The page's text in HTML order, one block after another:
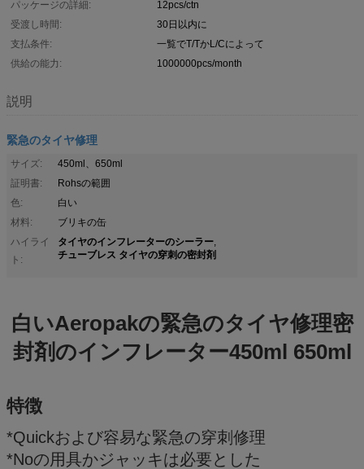
パッケージの詳細:
12pcs/ctn
受渡し時間:
30日以内に
支払条件:
一覧でT/TかL/Cによって
供給の能力:
1000000pcs/month
説明
緊急のタイヤ修理
サイズ:
450ml、650ml
証明書:
Rohsの範囲
色:
白い
材料:
ブリキの缶
ハイライ
ト:
タイヤのインフレーターのシーラー,
チューブレス タイヤの穿刺の密封剤
白いAeropakの緊急のタイヤ修理密
封剤のインフレーター450ml 650ml
特徴
*Quickおよび容易な緊急の穿刺修理
*Noの用具かジャッキは必要とした